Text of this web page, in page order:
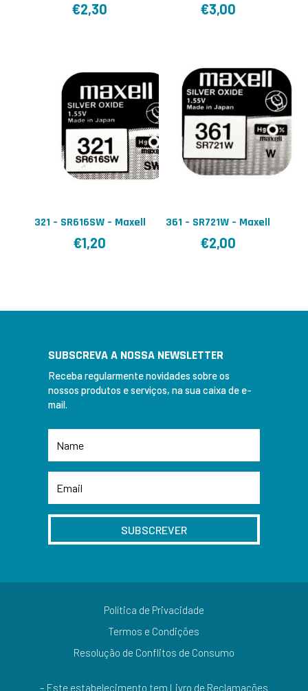
€2,30 €3,00
321 – SR616SW – Maxell
€1,20
361 – SR721W – Maxell
€2,00
SUBSCREVA A NOSSA NEWSLETTER
Receba regularmente novidades sobre os
nossos produtos e serviços, na sua caixa de e-
mail.
SUBSCREVER
Política de Privacidade
Termos e Condições
Resolução de Conflitos de Consumo
– Este estabelecimento tem Livro de Reclamações